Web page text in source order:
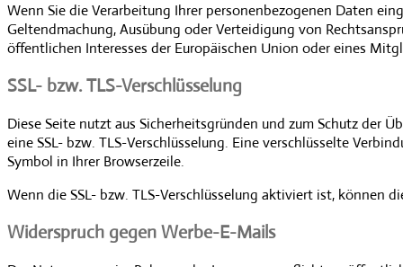
Wenn Sie die Verarbeitung Ihrer personenbezogenen Daten
Geltendmachung, Ausübung oder Verteidigung von
öffentlichen Interesses der Europäischen Union oder eines
SSL- bzw. TLS-Verschlüsselung
Diese Seite nutzt aus Sicherheitsgründen und zum Schutz der
eine SSL- bzw. TLS-Verschlüsselung. Eine verschlüsselte
Symbol in Ihrer Browserzeile.
Wenn die SSL- bzw. TLS-Verschlüsselung aktiviert ist, können
Widerspruch gegen Werbe-E-Mails